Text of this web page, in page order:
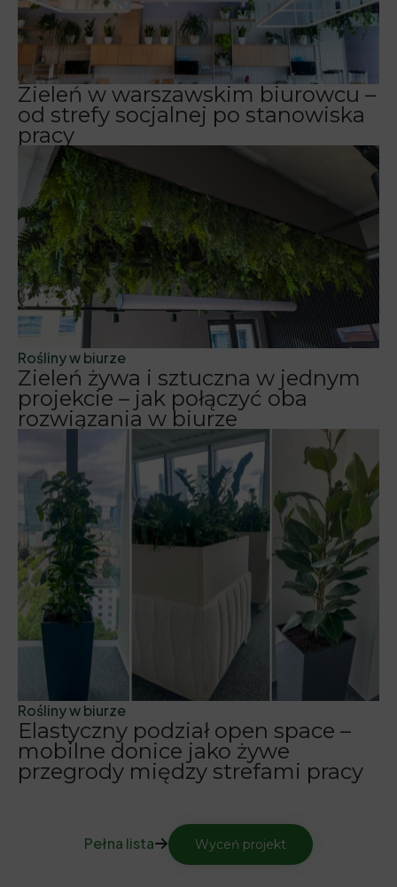
Zieleń w warszawskim biurowcu –
od strefy socjalnej po stanowiska
pracy
Rośliny w biurze
Zieleń żywa i sztuczna w jednym
projekcie – jak połączyć oba
rozwiązania w biurze
Rośliny w biurze
Elastyczny podział open space –
mobilne donice jako żywe
przegrody między strefami pracy
Pełna lista Wyceń projekt